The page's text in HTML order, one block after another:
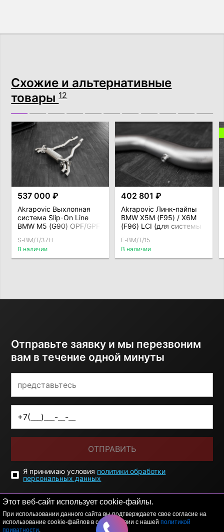
Этот веб-сайт использует cookie-файлы.
При использовании данного сайта вы подтверждаете свое согласие на
использование cookie-файлов в соответствии с нашей политикой
приватности.
Схожие и альтернативные
товары12
537 000 ₽
Akrapovic Выхлопная
система Slip-On Line
BMW M5 (G90) OPF/GPF
S-BM/T/37H
В наличии
402 801 ₽
Akrapovic Линк-пайпы
BMW X5M (F95) / X6M
(F96) LCI (для системы
E-BM/T/15
В наличии
Отправьте заявку и мы перезвоним
вам в течение одной минуты
ОТПРАВИТЬ
Я принимаю условия политики обработки
персональных данных